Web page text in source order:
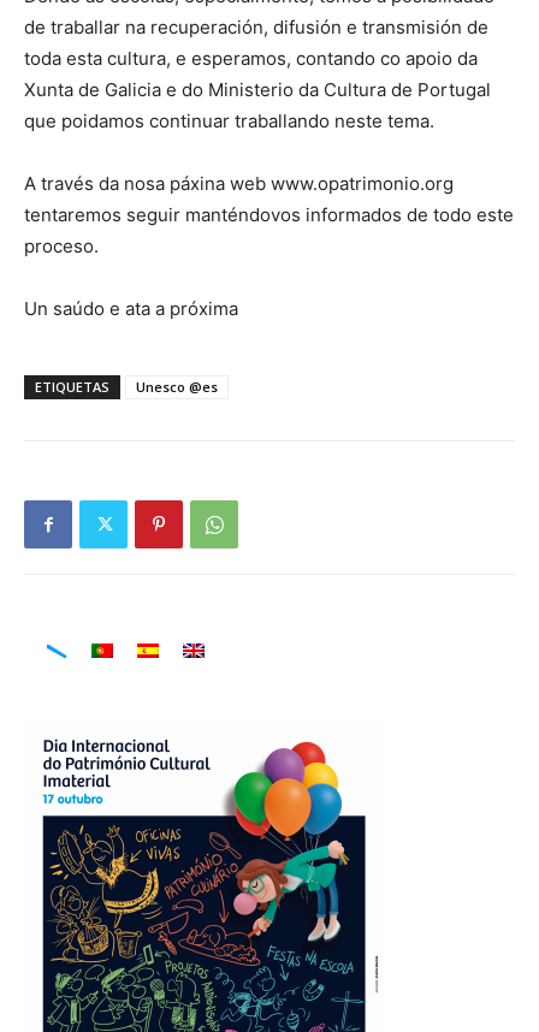
de traballar na recuperación, difusión e transmisión de
toda esta cultura, e esperamos, contando co apoio da
Xunta de Galicia e do Ministerio da Cultura de Portugal
que poidamos continuar traballando neste tema.
A través da nosa páxina web www.opatrimonio.org
tentaremos seguir manténdovos informados de todo este
proceso.
Un saúdo e ata a próxima
ETIQUETAS Unesco @es